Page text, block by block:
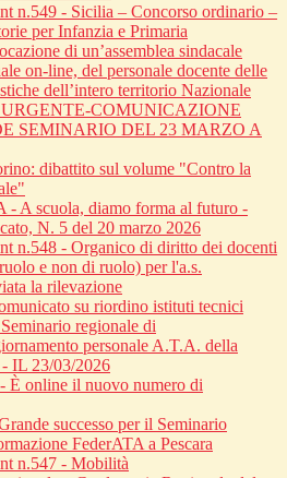
n.549 - Sicilia – Concorso ordinario –
per Infanzia e Primaria
di un’assemblea sindacale
on-line, del personale docente delle
dell’intero territorio Nazionale
COMUNICAZIONE
SEMINARIO DEL 23 MARZO A
dibattito sul volume "Contro la
A scuola, diamo forma al futuro -
N. 5 del 20 marzo 2026
n.548 - Organico di diritto dei docenti
e non di ruolo) per l'a.s.
la rilevazione
su riordino istituti tecnici
regionale di
personale A.T.A. della
IL 23/03/2026
È online il nuovo numero di
successo per il Seminario
FederATA a Pescara
n.547 - Mobilità